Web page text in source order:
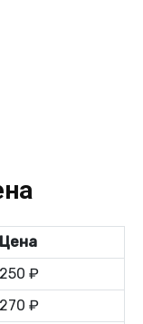
Цена
250 ₽
270 ₽